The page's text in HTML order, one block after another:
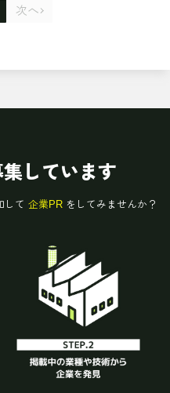
次へ
しています
して 企業PR をしてみませんか？